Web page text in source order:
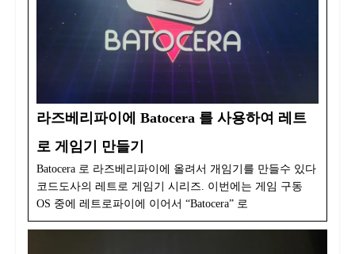
라즈베리파이에 Batocera 를 사용하여 레트
로 게임기 만들기
Batocera 로 라즈베리파이에 올려서 개임기를 만들수 있다
코드도사의 레트로 게임기 시리즈. 이번에는 게임 구동
OS 중에 레트로파이에 이어서 “Batocera” 로